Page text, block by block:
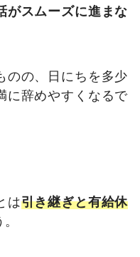
がスムーズに進まな
のの、日にちを多少
に辞めやすくなるで
は引き継ぎと有給休